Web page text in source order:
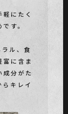
にたく
す。
ル、食
に含ま
分がた
キレイ